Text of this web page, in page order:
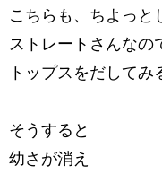
こちらも、ちよっと
ストレートさんなの
トップスをだしてみ
そうすると
幼さが消え